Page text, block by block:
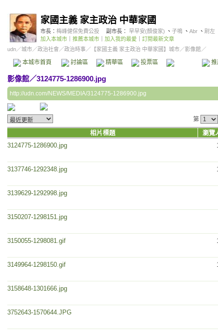
家國主義 家主政治 中華家國
市長： 梅峰健保免費公投 副市長： 早早安(顏俊家) 、 子鳴 、 Abr 、 尉左
加入本城市
推薦本城市 加入我的最愛
訂閱最新文章
udn／城市／政治社會 ／政治時事／ 【家國主義 家主政治 中華家國】城市／影像館／
本城市首頁 討論區 精華區 投票區 影像館
影像館／3124775-1286900.jpg
http://udn.com/NEWS/MEDIA/3124775-1286900.jpg
第
相片標題
瀏覽
3124775-1286900.jpg
3137746-1292348.jpg
3139629-1292998.jpg
3150207-1298151.jpg
3150055-1298081.gif
3149964-1298150.gif
3158648-1301666.jpg
3752643-1570644.JPG